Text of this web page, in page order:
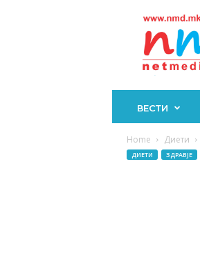
ВЕСТИ
Home Диети
ДИЕТИ ЗДРАВЈЕ